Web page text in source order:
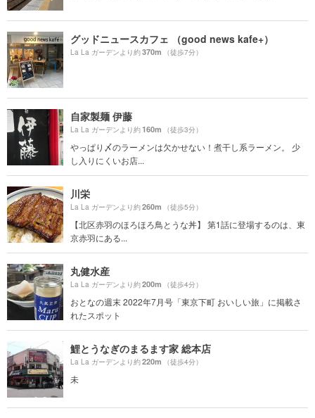
グッドニュースカフェ （good news kafe+）
La La ガーデンより約370m （徒歩7分）
自家製麺 伊藤
La La ガーデンより約160m （徒歩3分）
やっぱり〆のラーメンは欠かせない！煮干し系ラーメン。 少
し入りにくいお店...
川栄
La La ガーデンより約260m （徒歩5分）
【北区赤羽のほろほろ鳥とうな丼】 第1話に登場するのは、東
京赤羽にある...
丸健水産
La La ガーデンより約200m （徒歩4分）
おとなの週末 2022年7月号「東京下町 おいしい旅」に掲載さ
れたスポット
鯉とうなぎのまるます家 総本店
La La ガーデンより約220m （徒歩4分）
未